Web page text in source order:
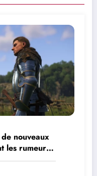
nouveaux
les rumeurs